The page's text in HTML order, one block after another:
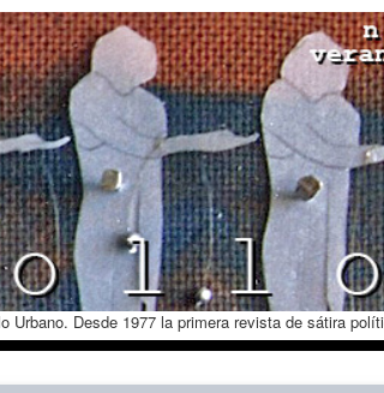
Urbano. Desde 1977 la primera revista de sátira